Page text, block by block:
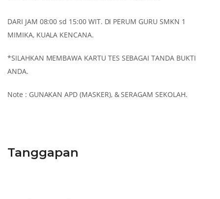
DARI JAM 08:00 sd 15:00 WIT. DI PERUM GURU SMKN 1
MIMIKA, KUALA KENCANA.
*SILAHKAN MEMBAWA KARTU TES SEBAGAI TANDA BUKTI
ANDA.
Note : GUNAKAN APD (MASKER), & SERAGAM SEKOLAH.
Tanggapan